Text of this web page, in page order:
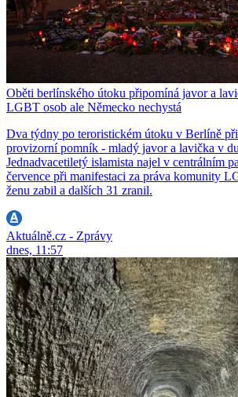
Oběti berlínského útoku připomíná javor a
LGBT osob ale Německo nechystá
Dva týdny po teroristickém útoku v Berlíně
provizorní pomník - mladý javor a lavička v
Jednadvacetiletý islamista najel v centrálním
července při manifestaci za práva komunity
ženu zabil a dalších 31 zranil.
Aktuálně.cz - Zprávy
dnes, 11:57